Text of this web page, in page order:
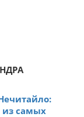
из самых